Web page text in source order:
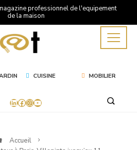
professionnel de l'equipement
de la maison
CUISINE MOBILIER
LinkedIn
Facebook
Instagram
YouTube
Accueil